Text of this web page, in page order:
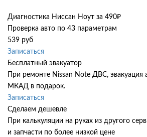
Диагностика Ниссан Ноут за 490₽
Проверка авто по 43 параметрам
539 руб
Записаться
Бесплатный эвакуатор
При ремонте Nissan Note ДВС, эвакуация
МКАД в подарок.
Записаться
Сделаем дешевле
При калькуляции на руках из другого
и запчасти по более низкой цене